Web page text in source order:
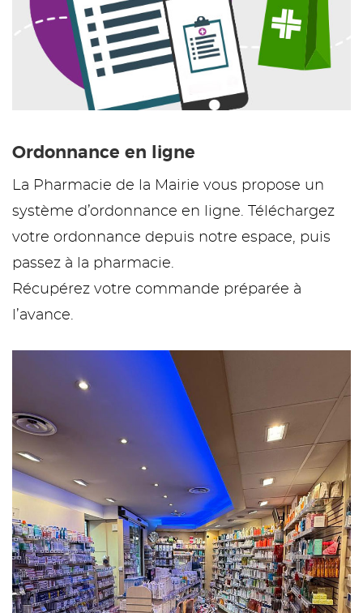
Ordonnance en ligne
La Pharmacie de la Mairie vous propose un
système d’ordonnance en ligne. Téléchargez
votre ordonnance depuis notre espace, puis
passez à la pharmacie.
Récupérez votre commande préparée à
l’avance.